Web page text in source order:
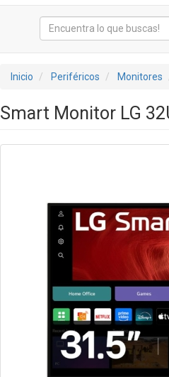
Inicio Periféricos Monitores
Smart Monitor LG